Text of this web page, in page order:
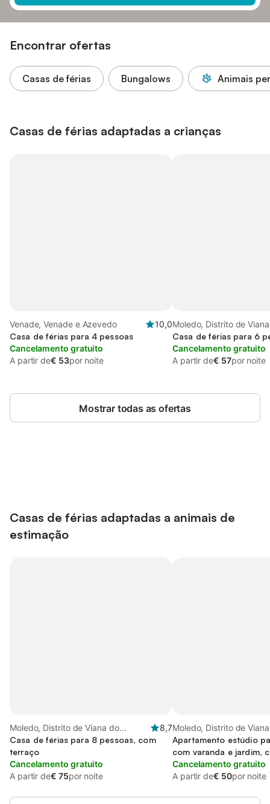
Encontrar ofertas
Casas de férias Bungalows Animais
Casas de férias adaptadas a crianças
Venade, Venade e Azevedo
10,0
Casa de férias para 4 pessoas
Cancelamento gratuito
A partir de€ 53por noite
Moledo, Distrito de
Casa de férias para 6
Cancelamento gratuito
A partir de€ 57por noite
Mostrar todas as ofertas
Casas de férias adaptadas a animais de
estimação
Moledo, Distrito de Viana do
Castelo
8,7
Casa de férias para 8 pessoas, com
terraço
Cancelamento gratuito
A partir de€ 75por noite
Moledo, Distrito de
Castelo
Apartamento estúdio
com varanda e jardim,
estimação
Cancelamento gratuito
A partir de€ 50por noite